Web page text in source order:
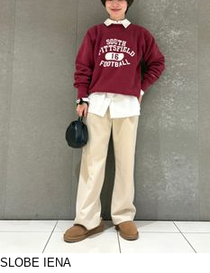
SLOBE IENA